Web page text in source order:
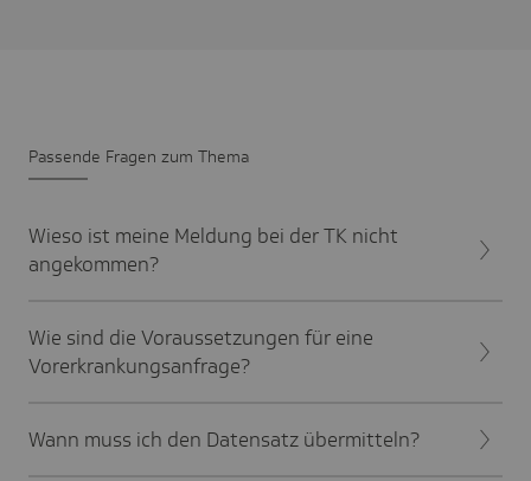
Passende Fragen zum Thema
Wieso ist meine Meldung bei der TK nicht
angekommen?
Wie sind die Voraussetzungen für eine
Vorerkrankungsanfrage?
Wann muss ich den Datensatz übermitteln?